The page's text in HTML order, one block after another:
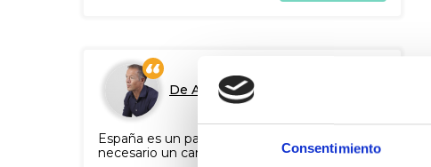
Consentimiento
De Ander Gil
España es un país con mucho futuro, pero es
necesario un cambio de rumbo